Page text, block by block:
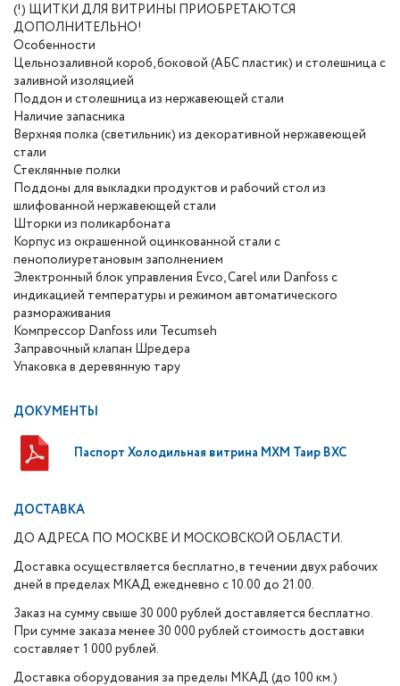
(!) ЩИТКИ ДЛЯ ВИТРИНЫ ПРИОБРЕТАЮТСЯ
ДОПОЛНИТЕЛЬНО!
Особенности
Цельнозаливной короб, боковой (АБС пластик) и столешница с
заливной изоляцией
Поддон и столешница из нержавеющей стали
Наличие запасника
Верхняя полка (светильник) из декоративной нержавеющей
стали
Стеклянные полки
Поддоны для выкладки продуктов и рабочий стол из
шлифованной нержавеющей стали
Шторки из поликарбоната
Корпус из окрашенной оцинкованной стали с
пенополиуретановым заполнением
Электронный блок управления Evco, Carel или Danfoss с
индикацией температуры и режимом автоматического
размораживания
Компрессор Danfoss или Tecumseh
Заправочный клапан Шредера
Упаковка в деревянную тару
ДОКУМЕНТЫ
Паспорт Холодильная витрина МХМ Таир ВХС
ДОСТАВКА
ДО АДРЕСА ПО МОСКВЕ И МОСКОВСКОЙ ОБЛАСТИ.
Доставка осуществляется бесплатно, в течении двух рабочих
дней в пределах МКАД ежедневно с 10.00 до 21.00.
Заказ на сумму свыше 30 000 рублей доставляется бесплатно.
При сумме заказа менее 30 000 рублей стоимость доставки
составляет 1 000 рублей.
Доставка оборудования за пределы МКАД (до 100 км.)